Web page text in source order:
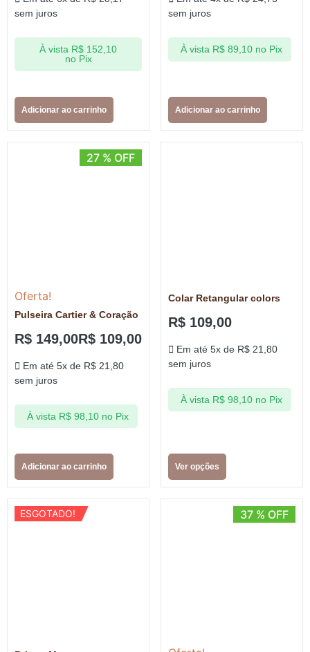
sem juros
À vista R$ 152,10
no Pix
Adicionar ao carrinho
sem juros
À vista R$89,10 no Pix
Adicionar ao carrinho
Oferta!
27 % OFF
Pulseira Cartier & Coração
R$ 149,00R$ 109,00
Em até 5x de R$ 21,80
sem juros
À vista R$98,10 no Pix
Adicionar ao carrinho
Colar Retangular colors
R$ 109,00
Em até 5x de R$ 21,80
sem juros
À vista R$98,10 no Pix
Ver opções
ESGOTADO! 37 % OFF